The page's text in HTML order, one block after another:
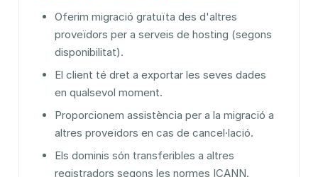
Oferim migració gratuïta des d'altres
proveïdors per a serveis de hosting (segons
disponibilitat).
El client té dret a exportar les seves dades
en qualsevol moment.
Proporcionem assistència per a la migració a
altres proveïdors en cas de cancel·lació.
Els dominis són transferibles a altres
registradors segons les normes ICANN.